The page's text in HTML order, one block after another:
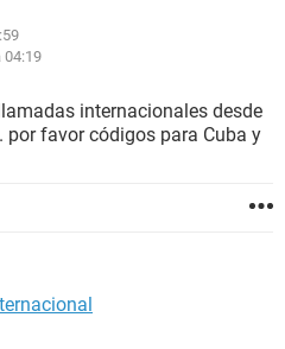
04:19
internacionales desde
favor códigos para Cuba y